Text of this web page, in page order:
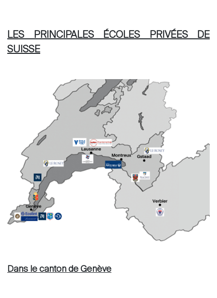
LES PRINCIPALES ÉCOLES PRIVÉES DE
SUISSE
Dans le canton de Genève